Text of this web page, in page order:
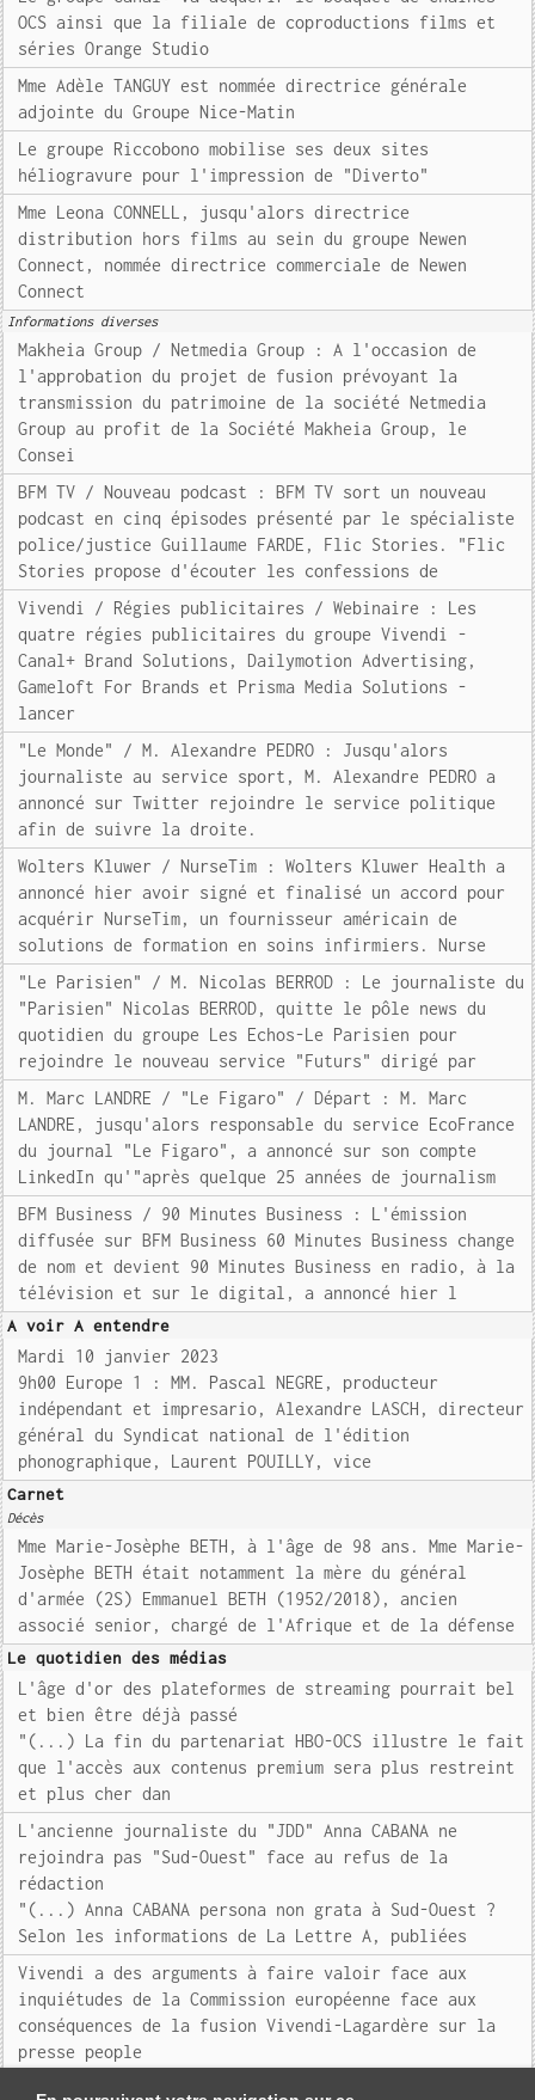
OCS ainsi que la filiale de coproductions films et
séries Orange Studio
Mme Adèle TANGUY est nommée directrice générale
adjointe du Groupe Nice-Matin
Le groupe Riccobono mobilise ses deux sites
héliogravure pour l'impression de "Diverto"
Mme Leona CONNELL, jusqu'alors directrice
distribution hors films au sein du groupe Newen
Connect, nommée directrice commerciale de Newen
Connect
Informations diverses
Makheia Group / Netmedia Group : A l'occasion de
l'approbation du projet de fusion prévoyant la
transmission du patrimoine de la société Netmedia
Group au profit de la Société Makheia Group, le
Consei
BFM TV / Nouveau podcast : BFM TV sort un nouveau
podcast en cinq épisodes présenté par le spécialiste
police/justice Guillaume FARDE, Flic Stories. "Flic
Stories propose d'écouter les confessions de
Vivendi / Régies publicitaires / Webinaire : Les
quatre régies publicitaires du groupe Vivendi -
Canal+ Brand Solutions, Dailymotion Advertising,
Gameloft For Brands et Prisma Media Solutions -
lancer
"Le Monde" / M. Alexandre PEDRO : Jusqu'alors
journaliste au service sport, M. Alexandre PEDRO a
annoncé sur Twitter rejoindre le service politique
afin de suivre la droite.
Wolters Kluwer / NurseTim : Wolters Kluwer Health a
annoncé hier avoir signé et finalisé un accord pour
acquérir NurseTim, un fournisseur américain de
solutions de formation en soins infirmiers. Nurse
"Le Parisien" / M. Nicolas BERROD : Le journaliste du
"Parisien" Nicolas BERROD, quitte le pôle news du
quotidien du groupe Les Echos-Le Parisien pour
rejoindre le nouveau service "Futurs" dirigé par
M. Marc LANDRE / "Le Figaro" / Départ : M. Marc
LANDRE, jusqu'alors responsable du service EcoFrance
du journal "Le Figaro", a annoncé sur son compte
LinkedIn qu'"après quelque 25 années de journalism
BFM Business / 90 Minutes Business : L'émission
diffusée sur BFM Business 60 Minutes Business change
de nom et devient 90 Minutes Business en radio, à la
télévision et sur le digital, a annoncé hier l
A voir A entendre
Mardi 10 janvier 2023
9h00 Europe 1 : MM. Pascal NEGRE, producteur
indépendant et impresario, Alexandre LASCH, directeur
général du Syndicat national de l'édition
phonographique, Laurent POUILLY, vice
Carnet
Décès
Mme Marie-Josèphe BETH, à l'âge de 98 ans. Mme Marie-
Josèphe BETH était notamment la mère du général
d'armée (2S) Emmanuel BETH (1952/2018), ancien
associé senior, chargé de l'Afrique et de la défense
Le quotidien des médias
L'âge d'or des plateformes de streaming pourrait bel
et bien être déjà passé
"(...) La fin du partenariat HBO-OCS illustre le fait
que l'accès aux contenus premium sera plus restreint
et plus cher dan
L'ancienne journaliste du "JDD" Anna CABANA ne
rejoindra pas "Sud-Ouest" face au refus de la
rédaction
"(...) Anna CABANA persona non grata à Sud-Ouest ?
Selon les informations de La Lettre A, publiées
Vivendi a des arguments à faire valoir face aux
inquiétudes de la Commission européenne face aux
conséquences de la fusion Vivendi-Lagardère sur la
presse people